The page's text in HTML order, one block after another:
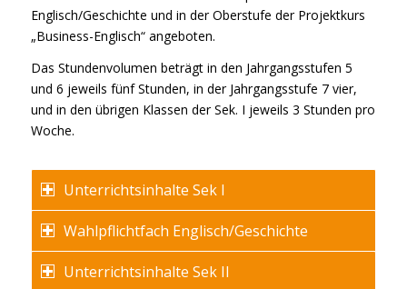
Englisch/Geschichte und in der Oberstufe der Projektkurs
„Business-Englisch“ angeboten.
Das Stundenvolumen beträgt in den Jahrgangsstufen 5
und 6 jeweils fünf Stunden, in der Jahrgangsstufe 7 vier,
und in den übrigen Klassen der Sek. I jeweils 3 Stunden pro
Woche.
Unterrichtsinhalte Sek I
Wahlpflichtfach Englisch/Geschichte
Unterrichtsinhalte Sek II